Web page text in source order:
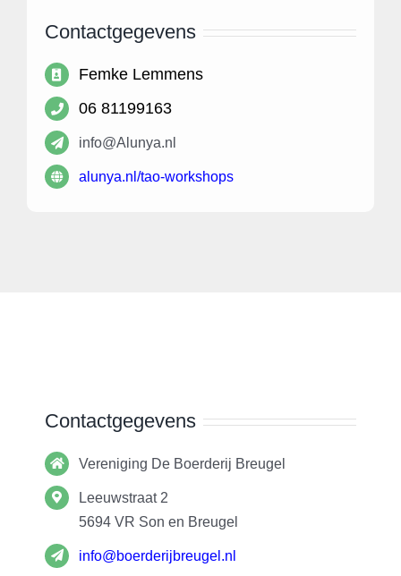
Contactgegevens
Femke Lemmens
06 81199163
info@Alunya.nl
alunya.nl/tao-workshops
Contactgegevens
Vereniging De Boerderij Breugel
Leeuwstraat 2
5694 VR Son en Breugel
info@boerderijbreugel.nl